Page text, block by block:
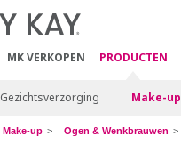
MK VERKOPEN PRODUCTEN
Gezichtsverzorging Make-up
Make-up Ogen & Wenkbrauwen